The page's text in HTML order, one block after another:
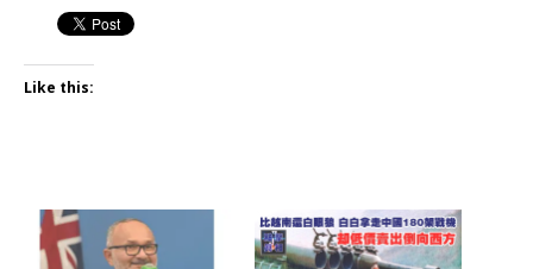
Like this: